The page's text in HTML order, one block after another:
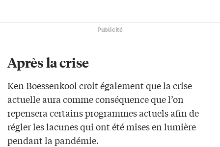
Publicité
Après la crise
Ken Boessenkool croit également que la crise
actuelle aura comme conséquence que l’on
repensera certains programmes actuels afin de
régler les lacunes qui ont été mises en lumière
pendant la pandémie.